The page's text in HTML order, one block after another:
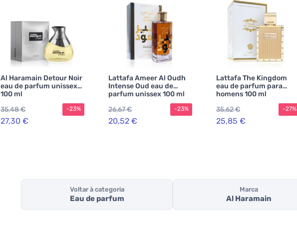
Al Haramain Detour Noir
eau de parfum unissex
100 ml
35,48 €
27,30 €
-23%
Lattafa Ameer Al Oudh
Intense Oud eau de
parfum unissex 100 ml
26,67 €
20,52 €
-23%
Lattafa The Kingdom
eau de parfum para
homens 100 ml
35,62 €
25,85 €
-27%
Voltar à categoria
Eau de parfum
Marca
Al Haramain